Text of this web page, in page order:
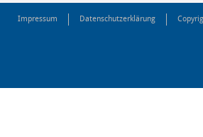
Impressum Datenschutzerklärung